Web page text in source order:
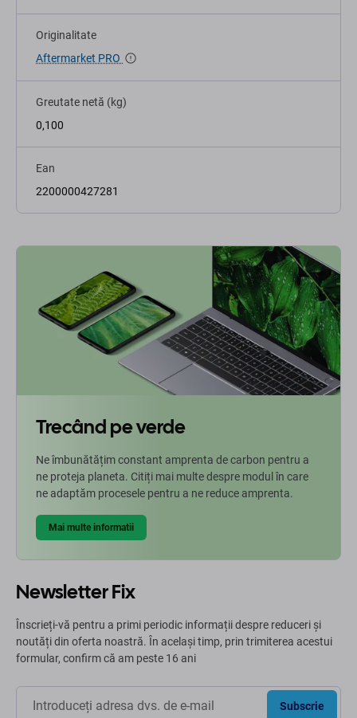
Originalitate
Aftermarket PRO
Greutate netă (kg)
0,100
Ean
2200000427281
Trecând pe verde
Ne îmbunătățim constant amprenta de carbon pentru a
ne proteja planeta. Citiți mai multe despre modul în care
ne adaptăm procesele pentru a ne reduce amprenta.
Mai multe informatii
Newsletter Fix
Înscrieți-vă pentru a primi periodic informații despre reduceri și
noutăți din oferta noastră. În același timp, prin trimiterea acestui
formular, confirm că am peste 16 ani
Subscrie